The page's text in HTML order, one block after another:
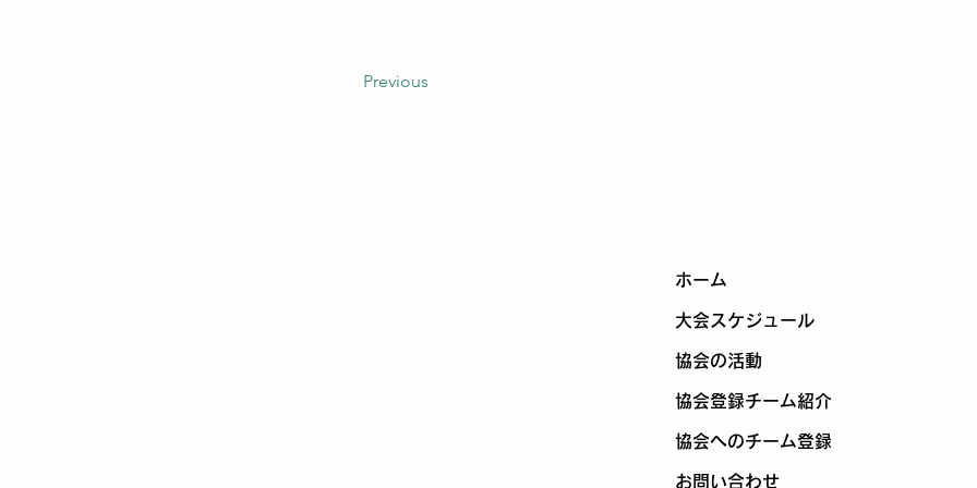
Previous
ホーム
大会スケジュール
協会の活動
協会登録チーム紹介
協会へのチーム登録
お問い合わせ